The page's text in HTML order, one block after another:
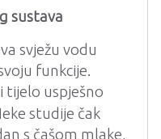
sustava
svježu vodu
funkcije.
tijelo uspješno
studije čak
s čašom mlake,